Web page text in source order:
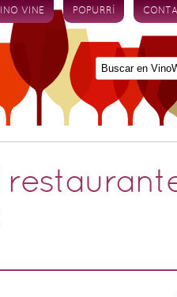
VINE POPURRÍ